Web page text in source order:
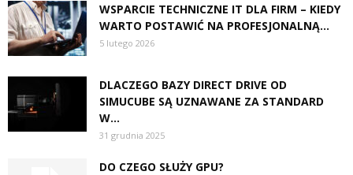
WSPARCIE TECHNICZNE IT DLA FIRM – KIEDY
WARTO POSTAWIĆ NA PROFESJONALNĄ...
5 lutego 2026
DLACZEGO BAZY DIRECT DRIVE OD
SIMUCUBE SĄ UZNAWANE ZA STANDARD
W...
31 grudnia 2025
DO CZEGO SŁUŻY GPU?